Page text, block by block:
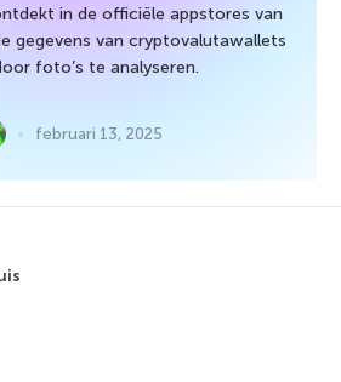
in de officiële appstores van
gegevens van cryptovalutawallets
foto’s te analyseren.
februari 13, 2025